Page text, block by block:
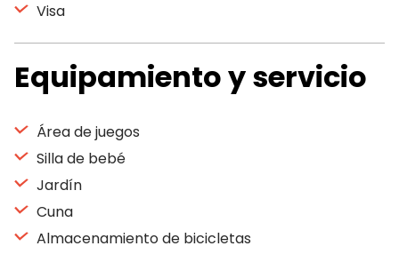
Visa
Equipamiento y servicio
Área de juegos
Silla de bebé
Jardín
Cuna
Almacenamiento de bicicletas